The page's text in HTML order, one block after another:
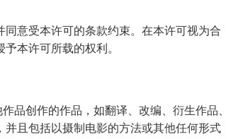
意受本许可的条款约束。在本许可视为合
本许可所载的权利。
品创作的作品，如翻译、改编、衍生作品、
且包括以摄制电影的方法或其他任何形式